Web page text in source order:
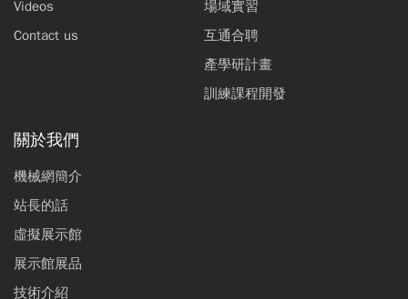
Videos
Contact us
場域實習
互通合聘
產學研計畫
訓練課程開發
關於我們
機械網簡介
站長的話
虛擬展示館
展示館展品
技術介紹